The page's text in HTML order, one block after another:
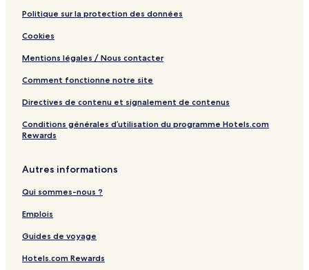
Politique sur la protection des données
Cookies
Mentions légales / Nous contacter
Comment fonctionne notre site
Directives de contenu et signalement de contenus
Conditions générales d’utilisation du programme Hotels.com
Rewards
Autres informations
Qui sommes-nous ?
Emplois
Guides de voyage
Hotels.com Rewards